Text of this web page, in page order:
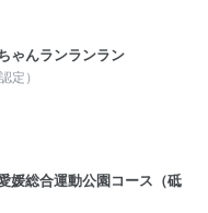
ゃんランランラン
定）
媛総合運動公園コース（砥